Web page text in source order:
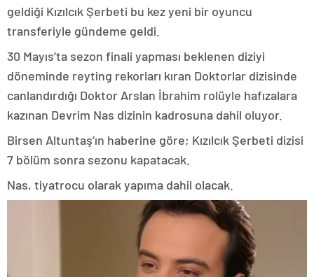
geldiği Kızılcık Şerbeti bu kez yeni bir oyuncu
transferiyle gündeme geldi.
30 Mayıs’ta sezon finali yapması beklenen diziyi
döneminde reyting rekorları kıran Doktorlar dizisinde
canlandırdığı Doktor Arslan İbrahim rolüyle hafızalara
kazınan Devrim Nas dizinin kadrosuna dahil oluyor.
Birsen Altuntaş’ın haberine göre; Kızılcık Şerbeti dizisi
7 bölüm sonra sezonu kapatacak.
Nas, tiyatrocu olarak yapıma dahil olacak.